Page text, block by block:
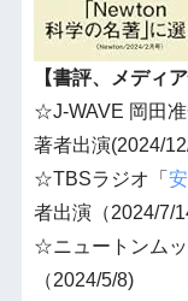
【書評、メディア
☆J-WAVE 岡田准
著者出演(2024/
☆TBSラジオ「
者出演（2024/7/
☆ニュートンム
（2024/5/8)